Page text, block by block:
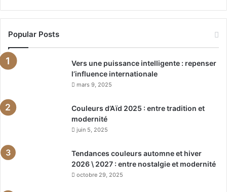
Popular Posts
Vers une puissance intelligente : repenser
l’influence internationale
mars 9, 2025
Couleurs d’Aïd 2025 : entre tradition et
modernité
juin 5, 2025
Tendances couleurs automne et hiver
2026 \ 2027 : entre nostalgie et modernité
octobre 29, 2025